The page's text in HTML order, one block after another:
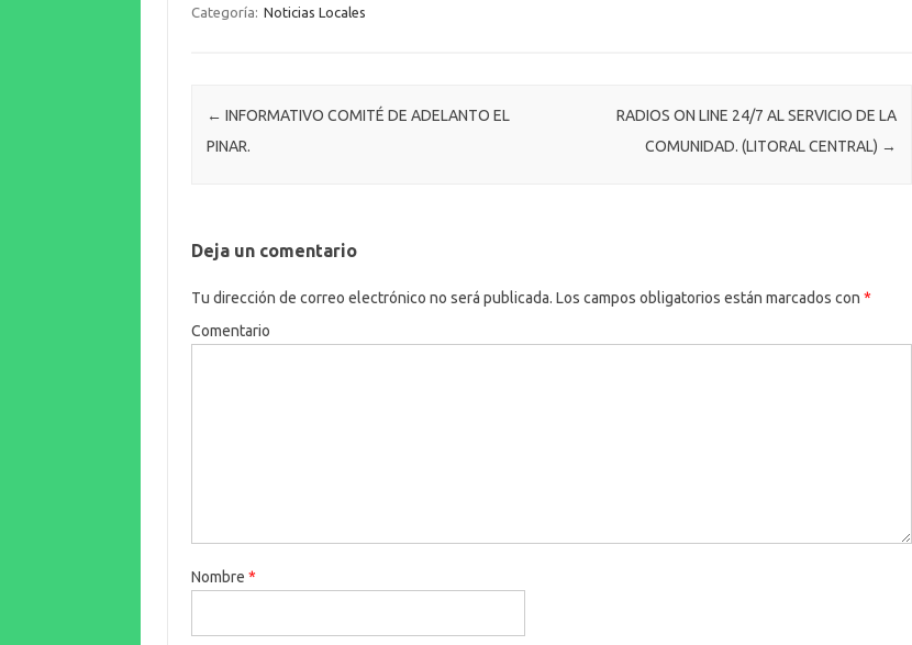
e
o
k
se
er
it ail
c
Categoría: Noticias Locales
Navegación de entradas
← INFORMATIVO COMITÉ DE ADELANTO EL
PINAR.
RADIOS ON LINE 24/7 AL SERVICIO DE LA
COMUNIDAD. (LITORAL CENTRAL) →
Deja un comentario
Tu dirección de correo electrónico no será publicada. Los campos obligatorios están marcados con *
Comentario
Nombre *